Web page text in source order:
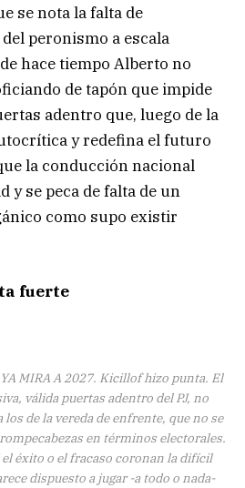
se nota la falta de
peronismo a escala
hace tiempo Alberto no
de tapón que impide
adentro que, luego de la
y redefina el futuro
la conducción nacional
y se peca de falta de un
como supo existir
fuerte
YA MIRA A 2027. Kicillof hizo punta. El
válida puertas adentro del PJ, no
de la vereda de enfrente, que no se
en términos electorales.
éxito o el fracaso coronan la difícil
dispuesto a jugar -a todo o nada-